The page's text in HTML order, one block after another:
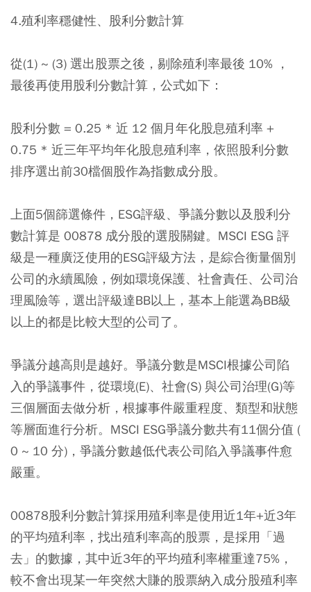
4.殖利率穩健性、股利分數計算
從(1) ~ (3) 選出股票之後，剔除殖利率最後 10% ，
最後再使用股利分數計算，公式如下：
股利分數 = 0.25 * 近 12 個月年化股息殖利率 +
0.75 * 近三年平均年化股息殖利率，依照股利分數
排序選出前30檔個股作為指數成分股。
上面5個篩選條件，ESG評級、爭議分數以及股利分
數計算是 00878 成分股的選股關鍵。MSCI ESG 評
級是一種廣泛使用的ESG評級方法，是綜合衡量個別
公司的永續風險，例如環境保護、社會責任、公司治
理風險等，選出評級達BB以上，基本上能選為BB級
以上的都是比較大型的公司了。
爭議分越高則是越好。爭議分數是MSCI根據公司陷
入的爭議事件，從環境(E)、社會(S) 與公司治理(G)等
三個層面去做分析，根據事件嚴重程度、類型和狀態
等層面進行分析。MSCI ESG爭議分數共有11個分值 (
0 ~ 10 分)，爭議分數越低代表公司陷入爭議事件愈
嚴重。
00878股利分數計算採用殖利率是使用近1年+近3年
的平均殖利率，找出殖利率高的股票，是採用「過
去」的數據，其中近3年的平均殖利率權重達75%，
較不會出現某一年突然大賺的股票納入成分股殖利率